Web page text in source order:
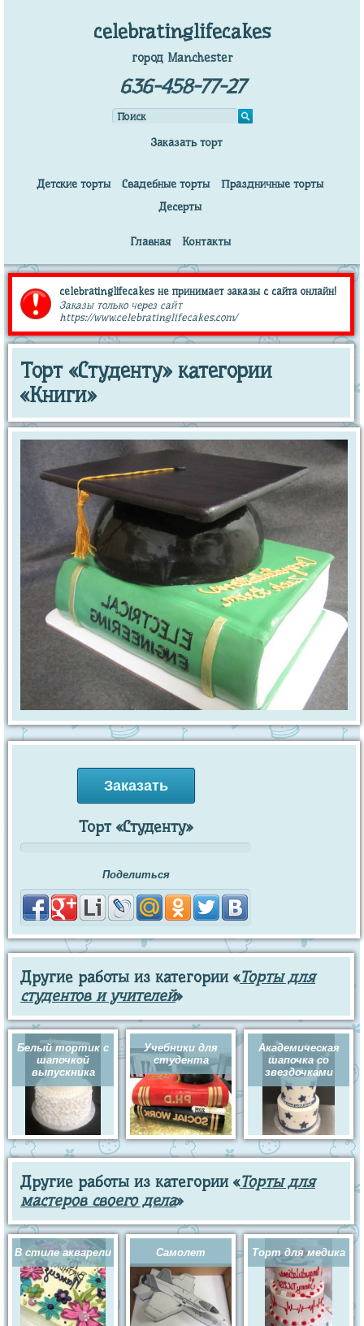
celebratinglifecakes
город Manchester
636-458-77-27
Заказать торт
Детские торты Свадебные торты
Праздничные торты
Десерты
Главная Контакты
celebratinglifecakes не принимает заказы с сайта онлайн!
Заказы только через сайт
https://www.celebratinglifecakes.com/
Торт «Студенту» категории
«Книги»
Заказать
Торт «Студенту»
Поделиться
Другие работы из категории «Торты для
студентов и учителей»
Белый тортик с
шапочкой
выпускника
Учебники для
студента
Академическая
шапочка со
звездочками
Другие работы из категории «Торты для
мастеров своего дела»
В стиле акварели Самолет Торт для медика